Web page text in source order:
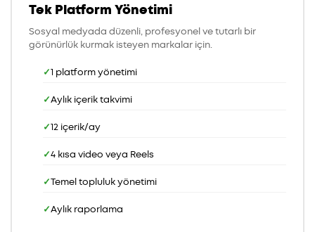
Tek Platform Yönetimi
Sosyal medyada düzenli, profesyonel ve tutarlı bir
görünürlük kurmak isteyen markalar için.
1 platform yönetimi
Aylık içerik takvimi
12 içerik/ay
4 kısa video veya Reels
Temel topluluk yönetimi
Aylık raporlama